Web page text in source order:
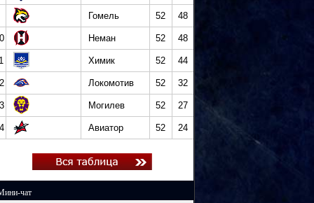
Гомель 52 48
Неман 52 48
Химик 52 44
Локомотив 52 32
Могилев 52 27
Авиатор 52 24
чат